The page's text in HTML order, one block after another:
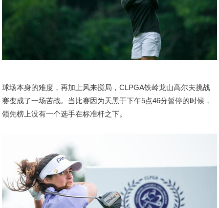
球场本身的难度，再加上风来搅局，CLPGA铁岭龙山高尔夫挑战
赛变成了一场苦战。当比赛因为天黑于下午5点46分暂停的时候，
领先榜上没有一个选手在标准杆之下。